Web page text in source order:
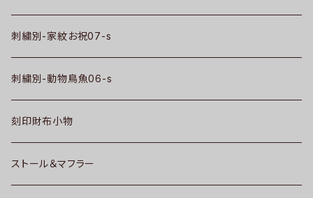
刺繍別-家紋お祝07-s
刺繍別-動物鳥魚06-s
刻印財布小物
ストール＆マフラー